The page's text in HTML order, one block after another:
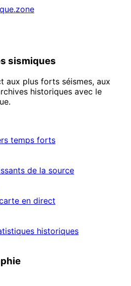
sismiques
aux plus forts séismes, aux
historiques avec le
temps forts
de la source
en direct
historiques